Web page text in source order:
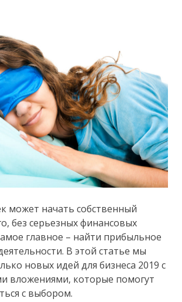
может начать собственный
без серьезных финансовых
главное – найти прибыльное
В этой статье мы
новых идей для бизнеса 2019 с
вложениями, которые помогут
с выбором.